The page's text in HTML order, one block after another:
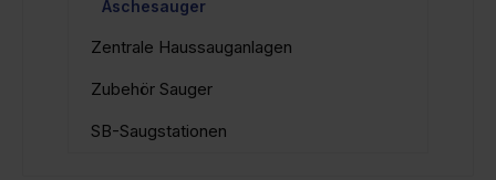
Aschesauger
Zentrale Haussauganlagen
Zubehör Sauger
SB-Saugstationen